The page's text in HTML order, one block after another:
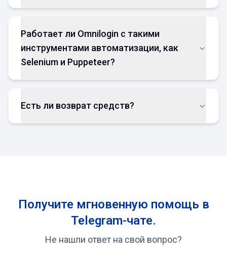
Работает ли Omnilogin с такими
инструментами автоматизации, как
Selenium и Puppeteer?
Есть ли возврат средств?
Получите мгновенную помощь в
Telegram-чате.
Не нашли ответ на свой вопрос?